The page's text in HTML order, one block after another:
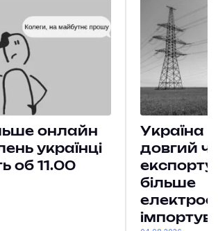
онлайн
українці
об 11.00
Україна
довгий
більше